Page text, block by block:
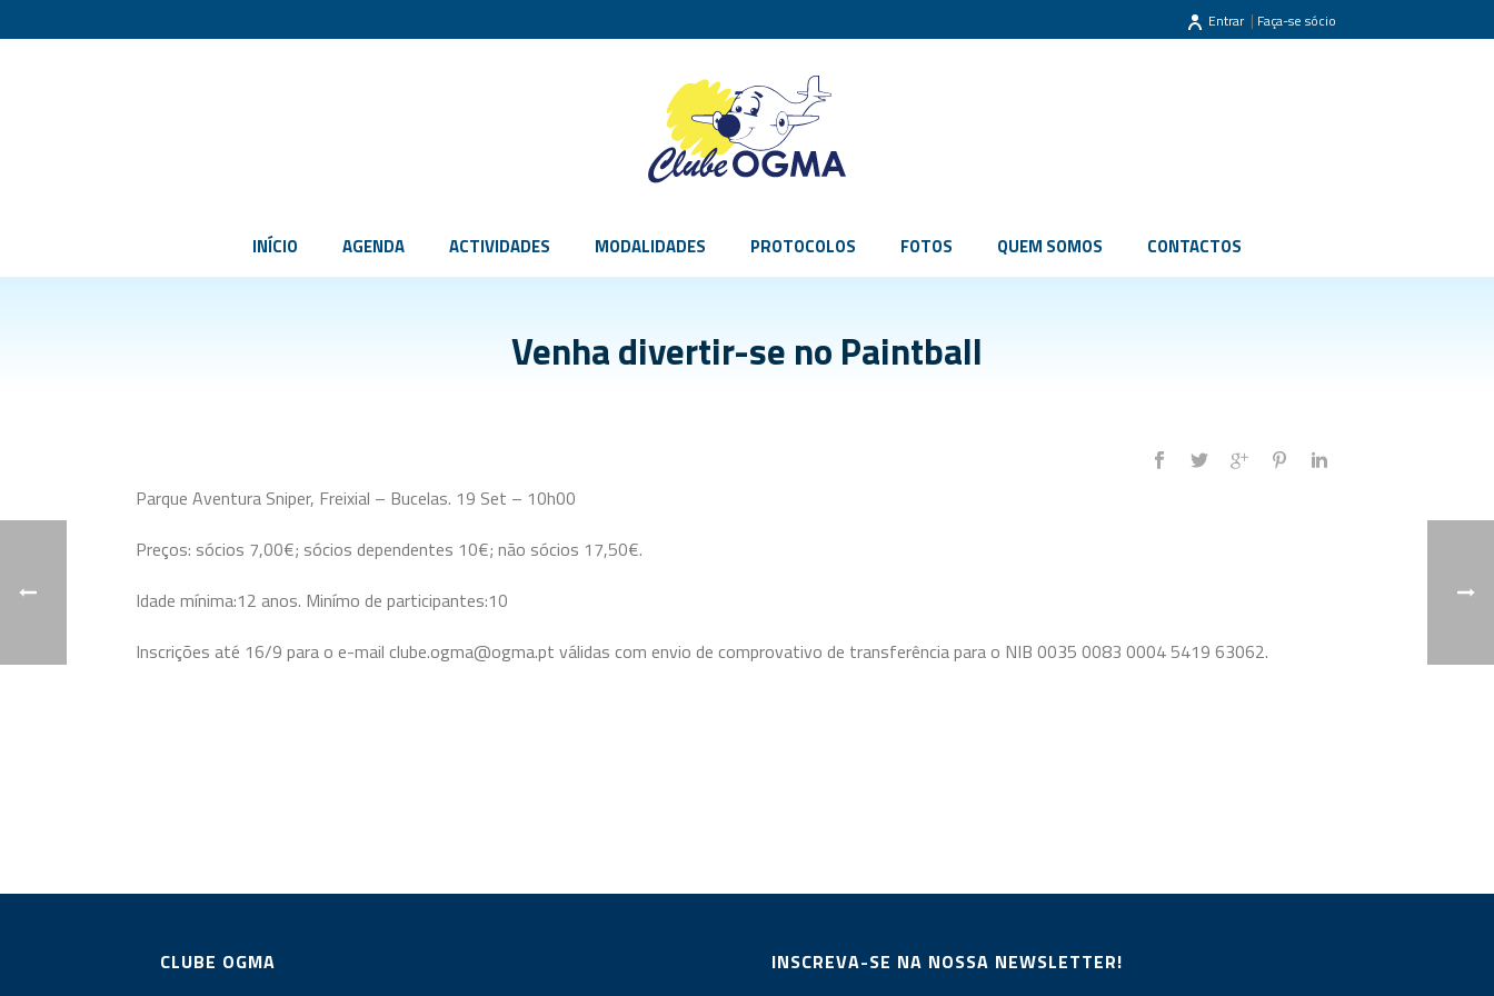
Entrar | Faça-se sócio
INÍCIO AGENDA ACTIVIDADES MODALIDADES PROTOCOLOS FOTOS QUEM SOMOS CONTACTOS
Venha divertir-se no Paintball
Parque Aventura Sniper, Freixial – Bucelas. 19 Set – 10h00
Preços: sócios 7,00€; sócios dependentes 10€; não sócios 17,50€.
Idade mínima:12 anos. Minímo de participantes:10
Inscrições até 16/9 para o e-mail clube.ogma@ogma.pt válidas com envio de comprovativo de transferência para o NIB 0035 0083 0004 5419 63062.
CLUBE OGMA
INSCREVA-SE NA NOSSA NEWSLETTER!